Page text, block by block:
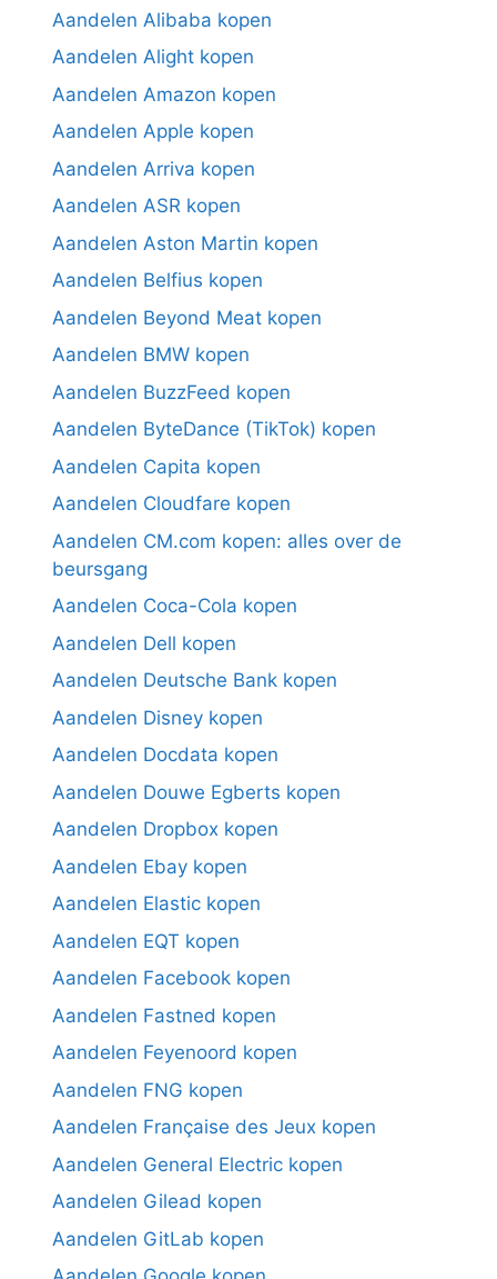
Aandelen Alibaba kopen
Aandelen Alight kopen
Aandelen Amazon kopen
Aandelen Apple kopen
Aandelen Arriva kopen
Aandelen ASR kopen
Aandelen Aston Martin kopen
Aandelen Belfius kopen
Aandelen Beyond Meat kopen
Aandelen BMW kopen
Aandelen BuzzFeed kopen
Aandelen ByteDance (TikTok) kopen
Aandelen Capita kopen
Aandelen Cloudfare kopen
Aandelen CM.com kopen: alles over de
beursgang
Aandelen Coca-Cola kopen
Aandelen Dell kopen
Aandelen Deutsche Bank kopen
Aandelen Disney kopen
Aandelen Docdata kopen
Aandelen Douwe Egberts kopen
Aandelen Dropbox kopen
Aandelen Ebay kopen
Aandelen Elastic kopen
Aandelen EQT kopen
Aandelen Facebook kopen
Aandelen Fastned kopen
Aandelen Feyenoord kopen
Aandelen FNG kopen
Aandelen Française des Jeux kopen
Aandelen General Electric kopen
Aandelen Gilead kopen
Aandelen GitLab kopen